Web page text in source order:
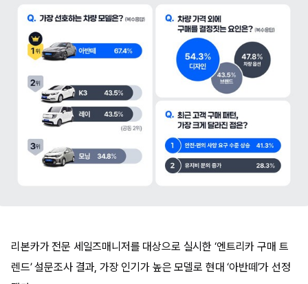
리본카가 전문 세일즈매니저를 대상으로 실시한 ‘엔트리카 구매 트
렌드’ 설문조사 결과, 가장 인기가 높은 모델로 현대 ‘아반떼’가 선정